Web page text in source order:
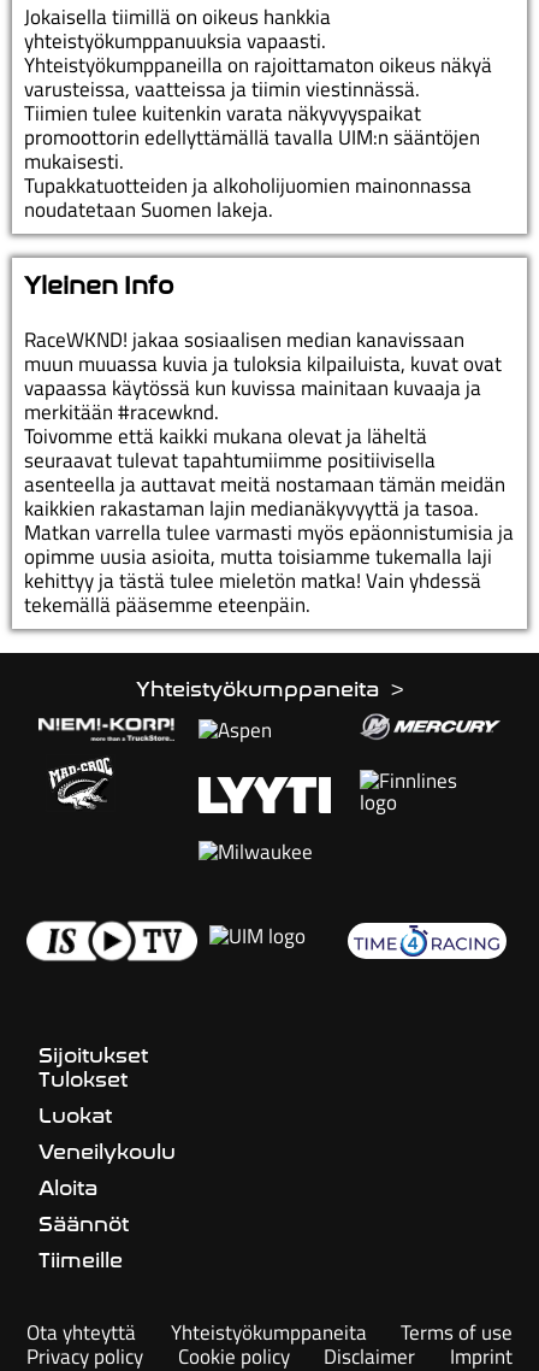
Jokaisella tiimillä on oikeus hankkia
yhteistyökumppanuuksia vapaasti.
Yhteistyökumppaneilla on rajoittamaton oikeus näkyä
varusteissa, vaatteissa ja tiimin viestinnässä.
Tiimien tulee kuitenkin varata näkyvyyspaikat
promoottorin edellyttämällä tavalla UIM:n sääntöjen
mukaisesti.
Tupakkatuotteiden ja alkoholijuomien mainonnassa
noudatetaan Suomen lakeja.
Yleinen Info
RaceWKND! jakaa sosiaalisen median kanavissaan
muun muuassa kuvia ja tuloksia kilpailuista, kuvat ovat
vapaassa käytössä kun kuvissa mainitaan kuvaaja ja
merkitään #racewknd.
Toivomme että kaikki mukana olevat ja läheltä
seuraavat tulevat tapahtumiimme positiivisella
asenteella ja auttavat meitä nostamaan tämän meidän
kaikkien rakastaman lajin medianäkyvyyttä ja tasoa.
Matkan varrella tulee varmasti myös epäonnistumisia ja
opimme uusia asioita, mutta toisiamme tukemalla laji
kehittyy ja tästä tulee mieletön matka! Vain yhdessä
tekemällä pääsemme eteenpäin.
Yhteistyökumppaneita >
Sijoitukset
Tulokset
Luokat
Veneilykoulu
Aloita
Säännöt
Tiimeille
Ota yhteyttä Yhteistyökumppaneita Terms of use
Privacy policy Cookie policy Disclaimer Imprint